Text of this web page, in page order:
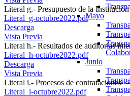
Mayo
Junio
Literal g.- Presupuesto de la Institución
Literal_g-octubre2022.pdf
Descarga
Vista Previa
Literal h.- Resultados de auditorías
Literal_h-octubre2022.pdf
Descarga
Vista Previa
Literal i.- Procesos de contrataciones
Literal_i-octubre2022.pdf